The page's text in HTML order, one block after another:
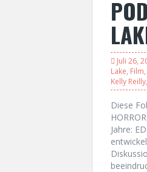
Juli 26,
Lake, Film,
Kelly Reilly,
Diese
Jahre: